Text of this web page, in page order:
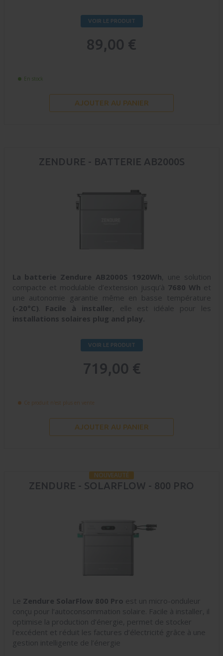
VOIR LE PRODUIT
89,00 €
En stock
AJOUTER AU PANIER
ZENDURE - BATTERIE AB2000S
La batterie Zendure AB2000S 1920Wh , une solution
compacte et modulable d’extension jusqu’à 7680 Wh et
une autonomie garantie même en basse température
(-20°C)
Facile à installer , elle est idéale pour les
installations solaires plug and play.
VOIR LE PRODUIT
719,00 €
Ce produit n'est plus en vente
AJOUTER AU PANIER
NOUVEAUTÉ
ZENDURE - SOLARFLOW - 800 PRO
Le Zendure SolarFlow 800 Pro est un micro-onduleur
conçu pour l’autoconsommation solaire. Facile à installer, il
optimise la production d’énergie, permet de stocker
l’excédent et réduit les factures d’électricité grâce à une
gestion intelligente de l’énergie